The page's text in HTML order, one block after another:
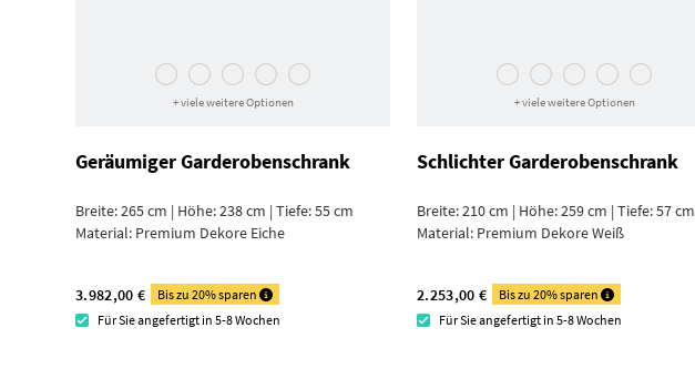
+ viele weitere Optionen
Geräumiger Garderoben­schrank
Breite: 265 cm | Höhe: 238 cm | Tiefe: 55 cm
Material: Premium Dekore Eiche
3.982,00 €
Bis zu 20% sparen
Für Sie angefertigt in 5-8 Wochen
+ viele weitere Optionen
Schlichter Garderoben­schrank
Breite: 210 cm | Höhe: 259 cm | Tiefe: 57 cm
Material: Premium Dekore Weiß
2.253,00 €
Bis zu 20% sparen
Für Sie angefertigt in 5-8 Wochen